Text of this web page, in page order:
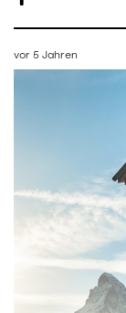
vor 5 Jahren